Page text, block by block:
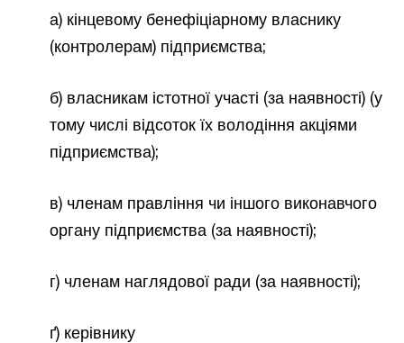
а) кінцевому бенефіціарному власнику
(контролерам) підприємства;
б) власникам істотної участі (за наявності) (у
тому числі відсоток їх володіння акціями
підприємства);
в) членам правління чи іншого виконавчого
органу підприємства (за наявності);
г) членам наглядової ради (за наявності);
ґ) керівнику